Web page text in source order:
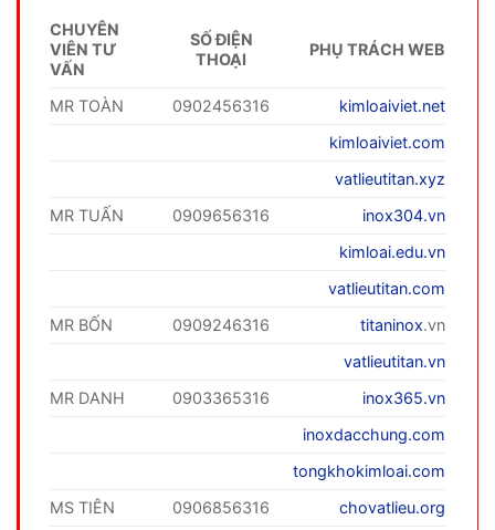
CHUYÊN
VIÊN TƯ
VẤN
SỐ ĐIỆN
THOẠI
PHỤ TRÁCH WEB
MR TOÀN 0902456316
kimloaiviet.net
kimloaiviet.com
vatlieutitan.xyz
MR TUẤN
0909656316
inox304.vn
kimloai.edu.vn
vatlieutitan.com
MR BỐN
0909246316 titaninox.vn
vatlieutitan.vn
MR DANH
0903365316
inox365.vn
inoxdacchung.com
tongkhokimloai.com
MS TIÊN
0906856316
chovatlieu.org